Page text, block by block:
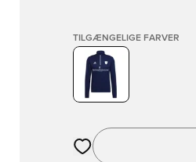
TILGÆNGELIGE FARVER
Åbner en Modal til at